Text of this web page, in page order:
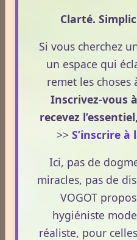
Le monde
Odeurs
Médecines
Plantes / affections
Acouphènes
Clarté.
Si vous cherchez
un espace qui
remet les
Inscrivez-vous
recevez
>> S’inscrire
Ici, pas de
miracles, pas de
VOGOT
hygiéniste
réaliste, pour